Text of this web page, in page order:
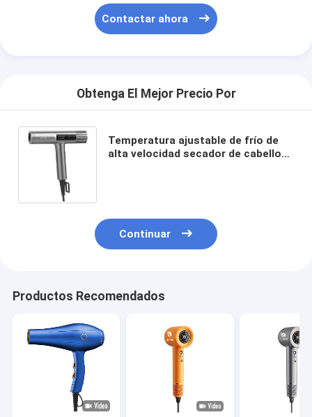
Contactar ahora
Obtenga El Mejor Precio Por
Temperatura ajustable de frío de
alta velocidad secador de cabello
Continuar
Productos Recomendados